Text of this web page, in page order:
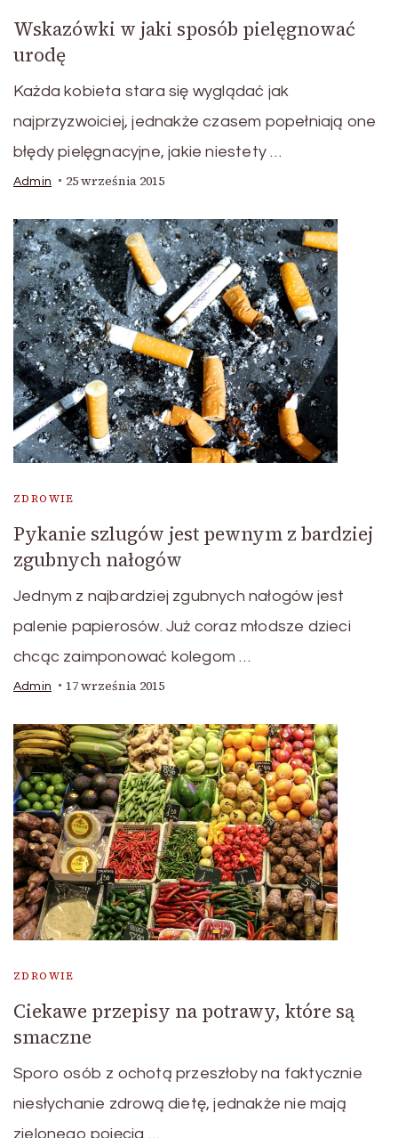
Wskazówki w jaki sposób pielęgnować
urodę
Każda kobieta stara się wyglądać jak
najprzyzwoiciej, jednakże czasem popełniają one
błędy pielęgnacyjne, jakie niestety …
Admin 25 września 2015
ZDROWIE
Pykanie szlugów jest pewnym z bardziej
zgubnych nałogów
Jednym z najbardziej zgubnych nałogów jest
palenie papierosów. Już coraz młodsze dzieci
chcąc zaimponować kolegom …
Admin 17 września 2015
ZDROWIE
Ciekawe przepisy na potrawy, które są
smaczne
Sporo osób z ochotą przeszłoby na faktycznie
niesłychanie zdrową dietę, jednakże nie mają
zielonego pojęcia …